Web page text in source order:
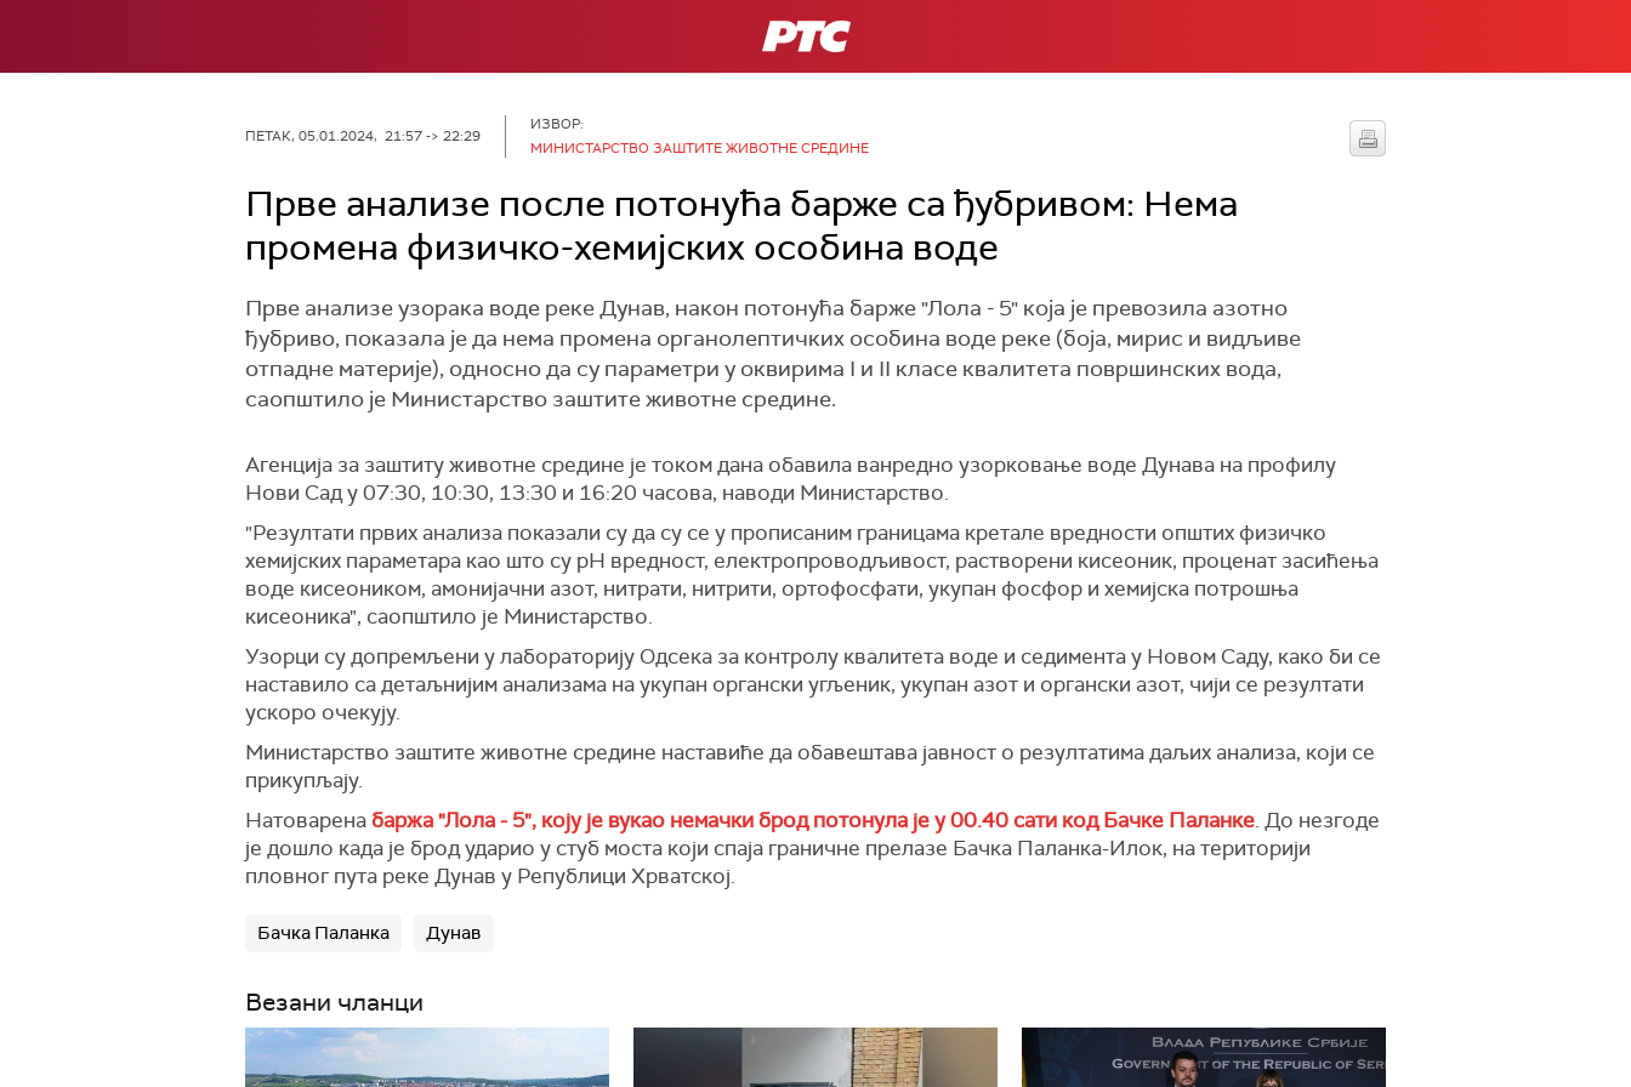
РТС
ПЕТАК, 05.01.2024, 21:57 -> 22:29
ИЗВОР:
МИНИСТАРСТВО ЗАШТИТЕ ЖИВОТНЕ СРЕДИНЕ
Прве анализе после потонућа барже са ђубривом: Нема
промена физичко-хемијских особина воде
Прве анализе узорака воде реке Дунав, након потонућа барже "Лола - 5" која је превозила азотно
ђубриво, показала је да нема промена органолептичких особина воде реке (боја, мирис и видљиве
отпадне материје), односно да су параметри у оквирима I и II класе квалитета површинских вода,
саопштило је Министарство заштите животне средине.
Агенција за заштиту животне средине је током дана обавила ванредно узорковање воде Дунава на профилу
Нови Сад у 07:30, 10:30, 13:30 и 16:20 часова, наводи Министарство.
"Резултати првих анализа показали су да су се у прописаним границама кретале вредности општих физичко
хемијских параметара као што су pH вредност, електропроводљивост, растворени кисеоник, проценат засићења
воде кисеоником, амонијачни азот, нитрати, нитрити, ортофосфати, укупан фосфор и хемијска потрошња
кисеоника", саопштило је Министарство.
Узорци су допремљени у лабораторију Одсекa за контролу квалитета воде и седимента у Новом Саду, како би се
наставило са детаљнијим анализама на укупан органски угљеник, укупан азот и органски азот, чији се резултати
ускоро очекују.
Министарство заштите животне средине наставиће да обавештава јавност о резултатима даљих анализа, који се
прикупљају.
Натоварена баржа "Лола - 5", коју је вукао немачки брод потонула је у 00.40 сати код Бачке Паланке. До незгоде
је дошло када је брод ударио у стуб моста који спаја граничне прелазе Бачка Паланка-Илок, на територији
пловног пута реке Дунав у Републици Хрватској.
Бачка Паланка Дунав
Везани чланци